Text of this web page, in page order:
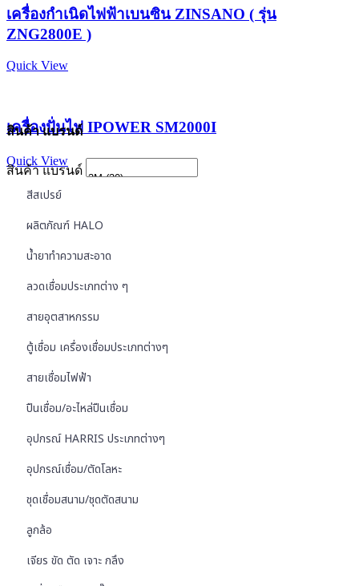
เครื่องกำเนิดไฟฟ้าเบนซิน ZINSANO ( รุ่น
ZNG2800E )
Quick View
เครื่องปั่นไฟ IPOWER SM2000I
Quick View
สินค้า แบรนด์
สินค้า แบรนด์
สีสเปรย์
ผลิตภัณฑ์ HALO
น้ำยาทำความสะอาด
ลวดเชื่อมประเภทต่าง ๆ
สายอุตสาหกรรม
ตู้เชื่อม เครื่องเชื่อมประเภทต่างๆ
สายเชื่อมไฟฟ้า
ปืนเชื่อม/อะไหล่ปืนเชื่อม
อุปกรณ์ HARRIS ประเภทต่างๆ
อุปกรณ์เชื่อม/ตัดโลหะ
ชุดเชื่อมสนาม/ชุดตัดสนาม
ลูกล้อ
เจียร ขัด ตัด เจาะ กลึง